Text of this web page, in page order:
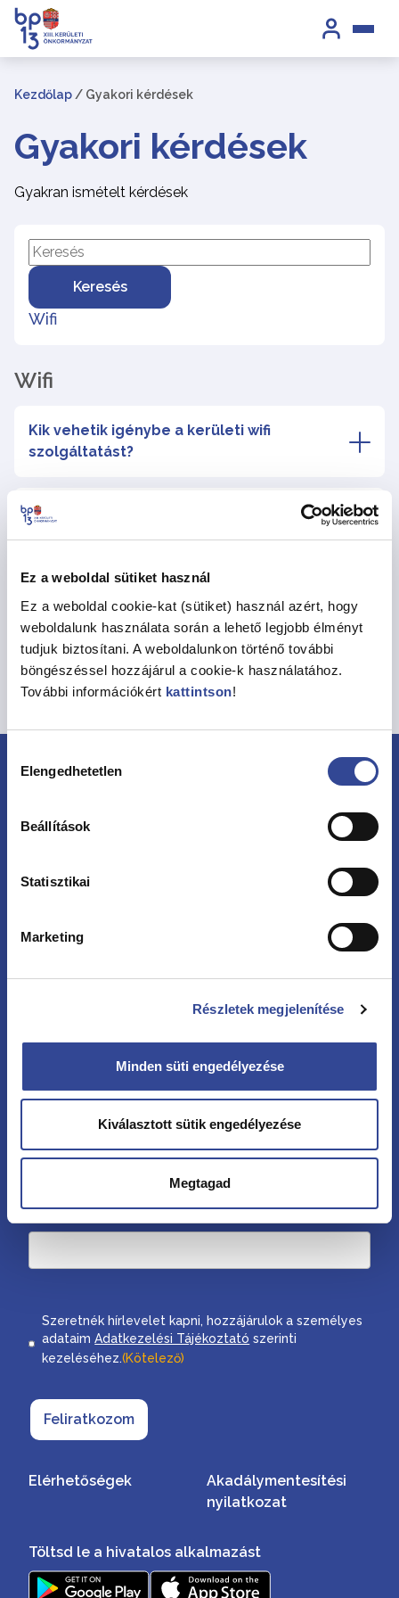
Ez a weboldal sütiket használ
Ez a weboldal cookie-kat (sütiket) használ azért, hogy
weboldalunk használata során a lehető legjobb élményt
tudjuk biztosítani. A weboldalunkon történő további
böngészéssel hozzájárul a cookie-k használatához.
További információkért kattintson!
kiválasztása
Elengedhetetlen
Beállítások
Statisztikai
Marketing
Részletek megjelenítése
Minden süti engedélyezése
Kiválasztott sütik engedélyezése
Megtagad
Kezdőlap / Gyakori kérdések
Gyakori kérdések
Gyakran ismételt kérdések
Keresés
Wifi
Wifi
Kik vehetik igénybe a kerületi wifi
szolgáltatást?
Milyen eszközök szükségesek a HotSpot
Hol kaphatok technikai segítséget a kerületi
wifi használatával kapcsolatosan?
Keresztnév
Email cím
Consent
Szeretnék hírlevelet kapni, hozzájárulok a személyes
adataimAdatkezelési Tájékoztató szerinti
kezeléséhez.(Kötelező)
Feliratkozom
Elérhetőségek
Akadálymentesítési
nyilatkozat
Töltsd le a hivatalos alkalmazást